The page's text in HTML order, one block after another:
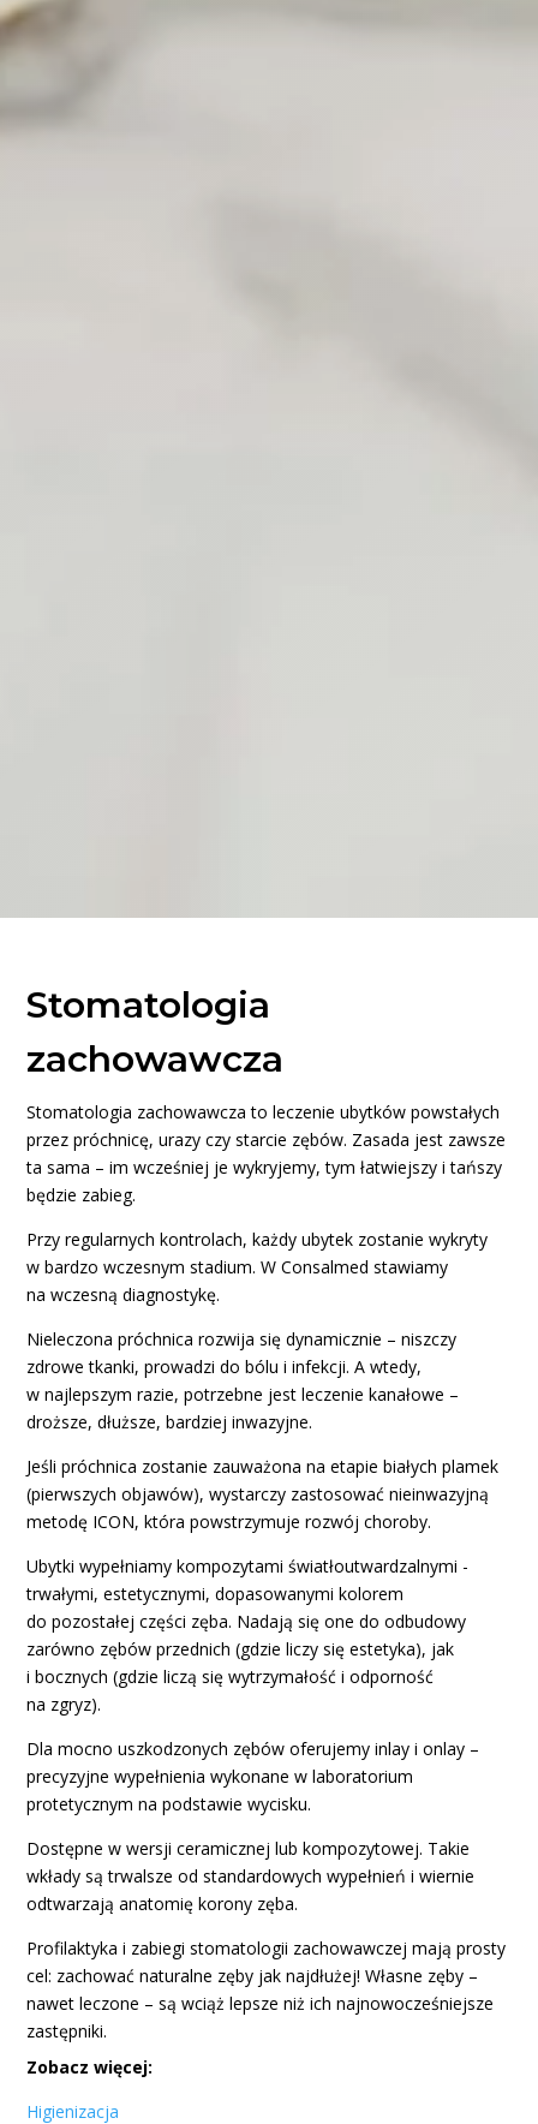
Stomatologia
zachowawcza
Stomatologia zachowawcza to leczenie ubytków powstałych
przez próchnicę, urazy czy starcie zębów. Zasada jest zawsze
ta sama – im wcześniej je wykryjemy, tym łatwiejszy i tańszy
będzie zabieg.
Przy regularnych kontrolach, każdy ubytek zostanie wykryty
w bardzo wczesnym stadium. W Consalmed stawiamy
na wczesną diagnostykę.
Nieleczona próchnica rozwija się dynamicznie – niszczy
zdrowe tkanki, prowadzi do bólu i infekcji. A wtedy,
w najlepszym razie, potrzebne jest leczenie kanałowe –
droższe, dłuższe, bardziej inwazyjne.
Jeśli próchnica zostanie zauważona na etapie białych plamek
(pierwszych objawów), wystarczy zastosować nieinwazyjną
metodę ICON, która powstrzymuje rozwój choroby.
Ubytki wypełniamy kompozytami światłoutwardzalnymi -
trwałymi, estetycznymi, dopasowanymi kolorem
do pozostałej części zęba. Nadają się one do odbudowy
zarówno zębów przednich (gdzie liczy się estetyka), jak
i bocznych (gdzie liczą się wytrzymałość i odporność
na zgryz).
Dla mocno uszkodzonych zębów oferujemy inlay i onlay –
precyzyjne wypełnienia wykonane w laboratorium
protetycznym na podstawie wycisku.
Dostępne w wersji ceramicznej lub kompozytowej. Takie
wkłady są trwalsze od standardowych wypełnień i wiernie
odtwarzają anatomię korony zęba.
Profilaktyka i zabiegi stomatologii zachowawczej mają prosty
cel: zachować naturalne zęby jak najdłużej! Własne zęby –
nawet leczone – są wciąż lepsze niż ich najnowocześniejsze
zastępniki.
Zobacz więcej:
Higienizacja